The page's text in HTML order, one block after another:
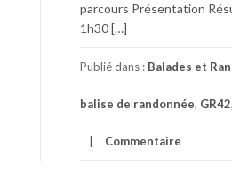
parcours Présentation
1h30 […]
Publié dans : Balades et
balise de randonnée, GR42,
Commentaire